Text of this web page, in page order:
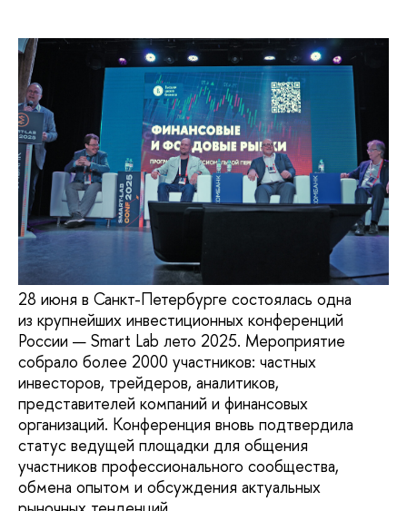
28 июня в Санкт-Петербурге состоялась одна
из крупнейших инвестиционных конференций
России — Smart Lab лето 2025. Мероприятие
собрало более 2000 участников: частных
инвесторов, трейдеров, аналитиков,
представителей компаний и финансовых
организаций. Конференция вновь подтвердила
статус ведущей площадки для общения
участников профессионального сообщества,
обмена опытом и обсуждения актуальных